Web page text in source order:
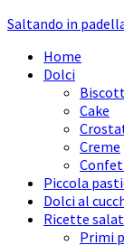
Saltando in
Home
Dolci
Cake
Creme
Piccola
Dolci al
Ricette
Primi